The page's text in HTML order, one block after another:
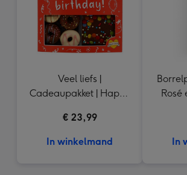
Veel liefs |
Cadeaupakket | Happy
€ 23,99
In winkelmand
Rosé
In